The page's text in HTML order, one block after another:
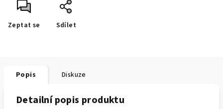
Zeptat se Sdílet
Popis Diskuze
Detailní popis produktu